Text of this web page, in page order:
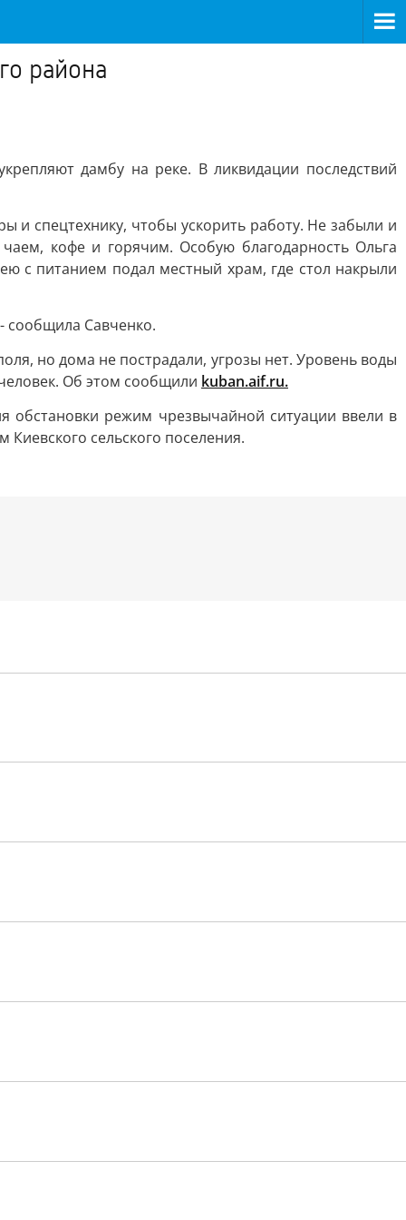
района
дамбу на реке. В ликвидации последствий
и спецтехнику, чтобы ускорить работу. Не забыли и
кофе и горячим. Особую благодарность Ольга
с питанием подал местный храм, где стол накрыли
сообщила Савченко.
но дома не пострадали, угрозы нет. Уровень воды
Об этом сообщили kuban.aif.ru.
режим чрезвычайной ситуации ввели в
сельского поселения.